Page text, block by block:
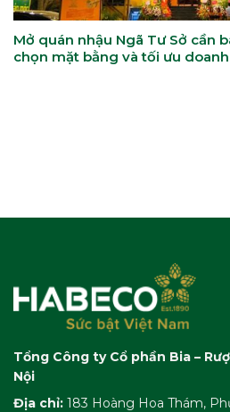
Mở quán nhậu Ngã Tư Sở cần
chọn mặt bằng và tối ưu
Tổng Công ty Cổ phần Bia –
Nội
Địa chỉ: 183 Hoàng Hoa Thám,